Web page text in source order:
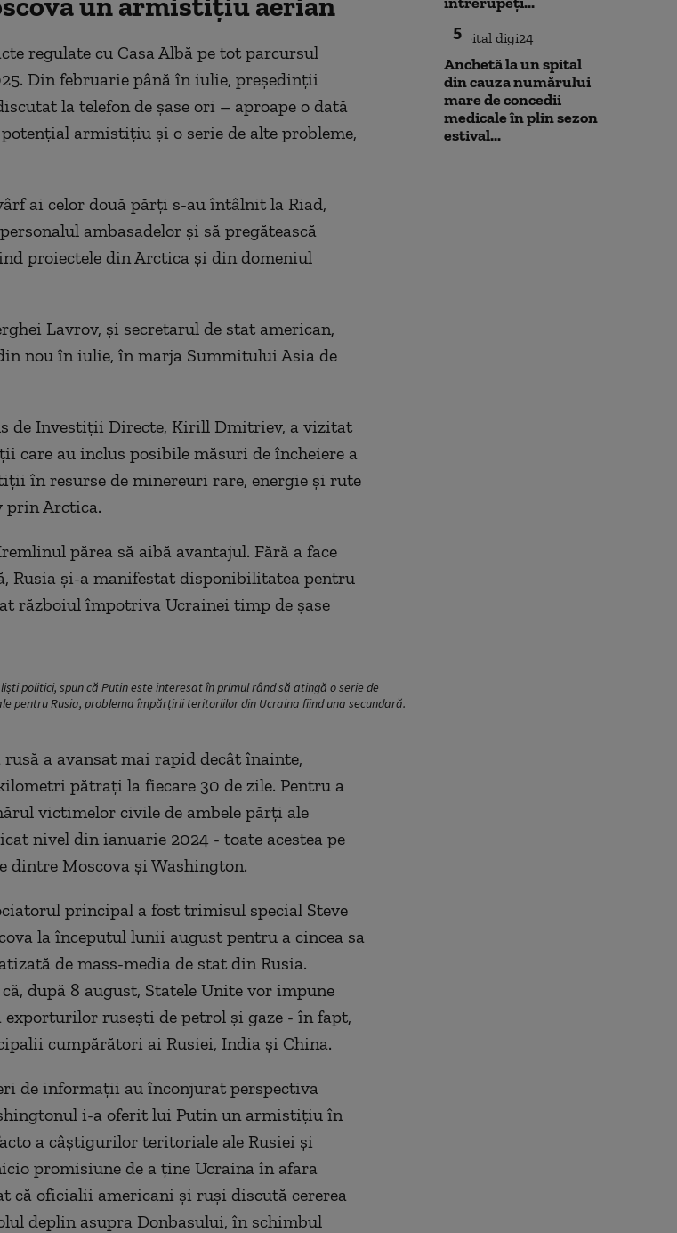
regulate cu Casa Albă pe tot parcursul
Din februarie până în iulie, președinții
la telefon de șase ori – aproape o dată
armistițiu și o serie de alte probleme,
ai celor două părți s-au întâlnit la Riad,
ambasadelor și să pregătească
proiectele din Arctica și din domeniul
Lavrov, și secretarul de stat american,
nou în iulie, în marja Summitului Asia de
de Investiții Directe, Kirill Dmitriev, a vizitat
care au inclus posibile măsuri de încheiere a
în resurse de minereuri rare, energie și rute
prin Arctica.
părea să aibă avantajul. Fără a face
Rusia și-a manifestat disponibilitatea pentru
războiul împotriva Ucrainei timp de șase
politici, spun că Putin este interesat în primul rând să atingă o serie de
pentru Rusia, problema împărțirii teritoriilor din Ucraina fiind una secundară.
a avansat mai rapid decât înainte,
pătrați la fiecare 30 de zile. Pentru a
victimelor civile de ambele părți ale
nivel din ianuarie 2024 - toate acestea pe
dintre Moscova și Washington.
principal a fost trimisul special Steve
la începutul lunii august pentru a cincea sa
de mass-media de stat din Rusia.
după 8 august, Statele Unite vor impune
exporturilor rusești de petrol și gaze - în fapt,
cumpărători ai Rusiei, India și China.
de informații au înconjurat perspectiva
i-a oferit lui Putin un armistițiu în
a câștigurilor teritoriale ale Rusiei și
promisiune de a ține Ucraina în afara
că oficialii americani și ruși discută cererea
deplin asupra Donbasului, în schimbul
5
Anchetă la un spital
din cauza numărului
mare de concedii
medicale în plin sezon
estival...